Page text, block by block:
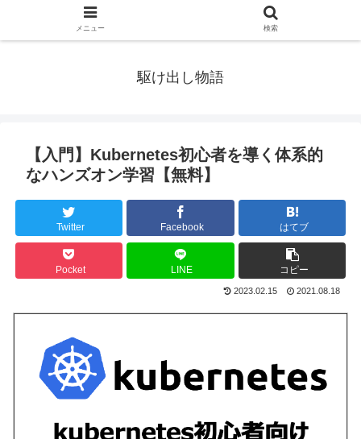
駆け出し物語
【入門】Kubernetes初心者を導く体系的
なハンズオン学習【無料】
Twitter Facebook はてブ
Pocket LINE コピー
2023.02.15 2021.08.18
メニュー 検索